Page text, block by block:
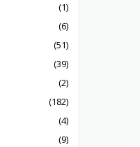
(1)
(6)
(51)
(39)
(2)
(182)
(4)
(9)